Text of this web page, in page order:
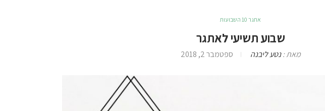
אתגר 10 השבועות
שבוע תשיעי לאתגר
מאת :נטע ליבנה ספטמבר 2, 2018